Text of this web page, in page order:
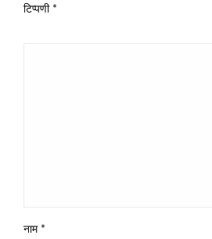
टिप्पणी *
नाम *